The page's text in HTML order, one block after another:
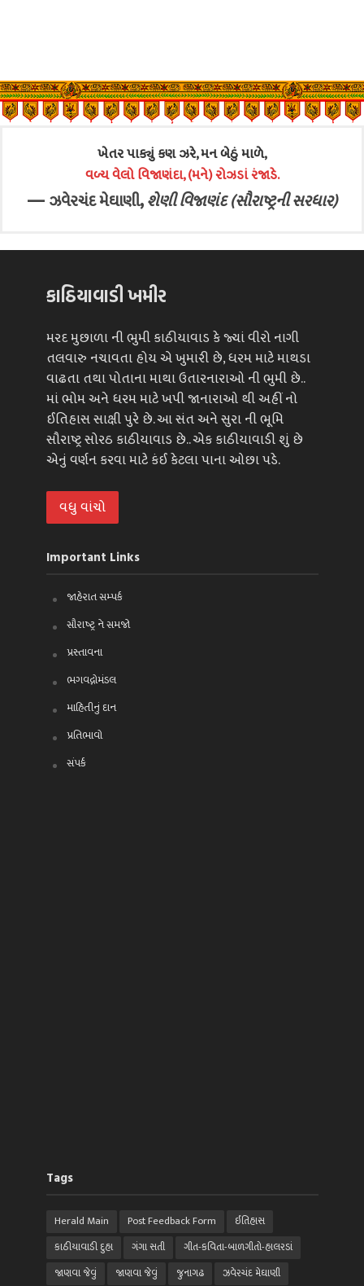
ખેતર પાક્યું કણ ઝરે, મન બેઠું માળે,
વળ્ય વેલો વિજાણંદા, (મને) રોઝડાં રંજાડે.
—ઝવેરચંદ મેઘાણી,શેણી વિજાણંદ (સૌરાષ્ટ્રની સરધાર)
કાઠિયાવાડી ખમીર
મરદ મુછાળા ની ભુમી કાઠીયાવાડ કે જ્યાં વીરો નાગી
તલવારુ નચાવતા હોય એ ખુમારી છે, ધરમ માટે માથડા
વાઢતા તથા પોતાના માથા ઉતારનારાઓ ની ભુમી છે..
માં ભોમ અને ધરમ માટે ખપી જાનારાઓ થી અહીં નો
ઈતિહાસ સાક્ષી પુરે છે. આ સંત અને સુરા ની ભૂમિ
સૌરાષ્ટ્ર સોરઠ કાઠીયાવાડ છે.. એક કાઠીયાવાડી શું છે
એનું વર્ણન કરવા માટે કંઈ કેટલા પાના ઓછા પડે.
વધુ વાંચો
Important Links
જાહેરાત સમ્પર્ક
સૌરાષ્ટ્ર ને સમજો
પ્રસ્તાવના
ભગવદ્ગોમંડલ
માહિતીનું દાન
પ્રતિભાવો
સંપર્ક
Tags
Herald Main Post Feedback Form
ઈતિહાસ
કાઠીયાવાડી દુહા
ગંગા સતી
ગીત-કવિતા-બાળગીતો-હાલરડાં
જાણવા જેવું
જાણવા જેવું જુનાગઢ ઝવેરચંદ મેઘાણી